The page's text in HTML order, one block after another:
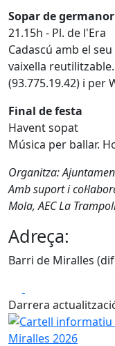
Sopar de germanor
21.15h - Pl. de l'Era
Cadascú amb el
vaixella
(93.775.19.42) i per
Final de festa
Havent sopat
Música per ballar.
Organitza:
Amb suport i
Mola, AEC La
Adreça:
Barri de Miralles
Darrera
Cartell informatiu